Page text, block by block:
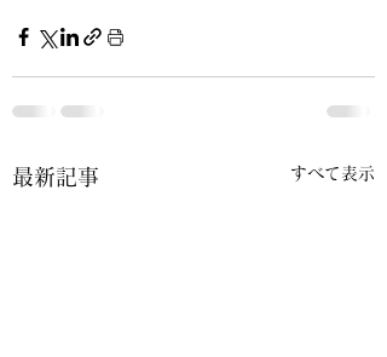
最新記事 すべて表示